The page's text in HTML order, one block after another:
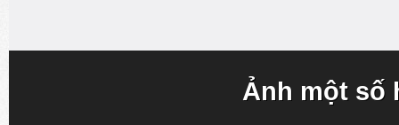
Ảnh một số